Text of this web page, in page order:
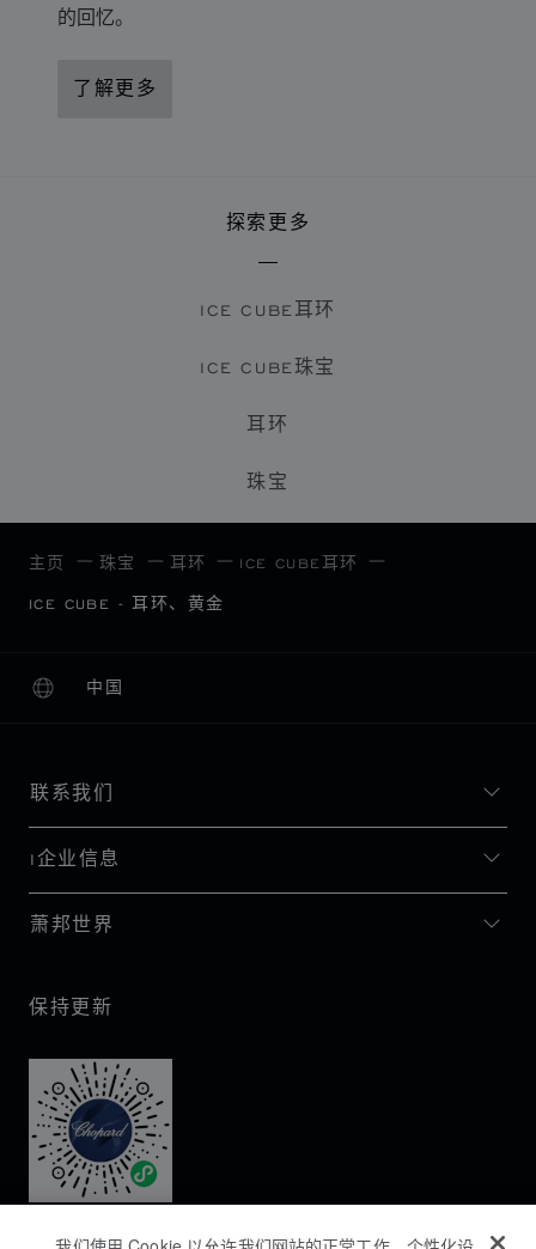
的回忆。
了解更多
探索更多
ICE CUBE耳环
ICE CUBE珠宝
耳环
珠宝
主页 珠宝 耳环 ICE CUBE耳环
ICE CUBE - 耳环、黄金
中国
本地化（更改国家/地区）
更改国家/地区
联系我们
I企业信息
萧邦世界
保持更新